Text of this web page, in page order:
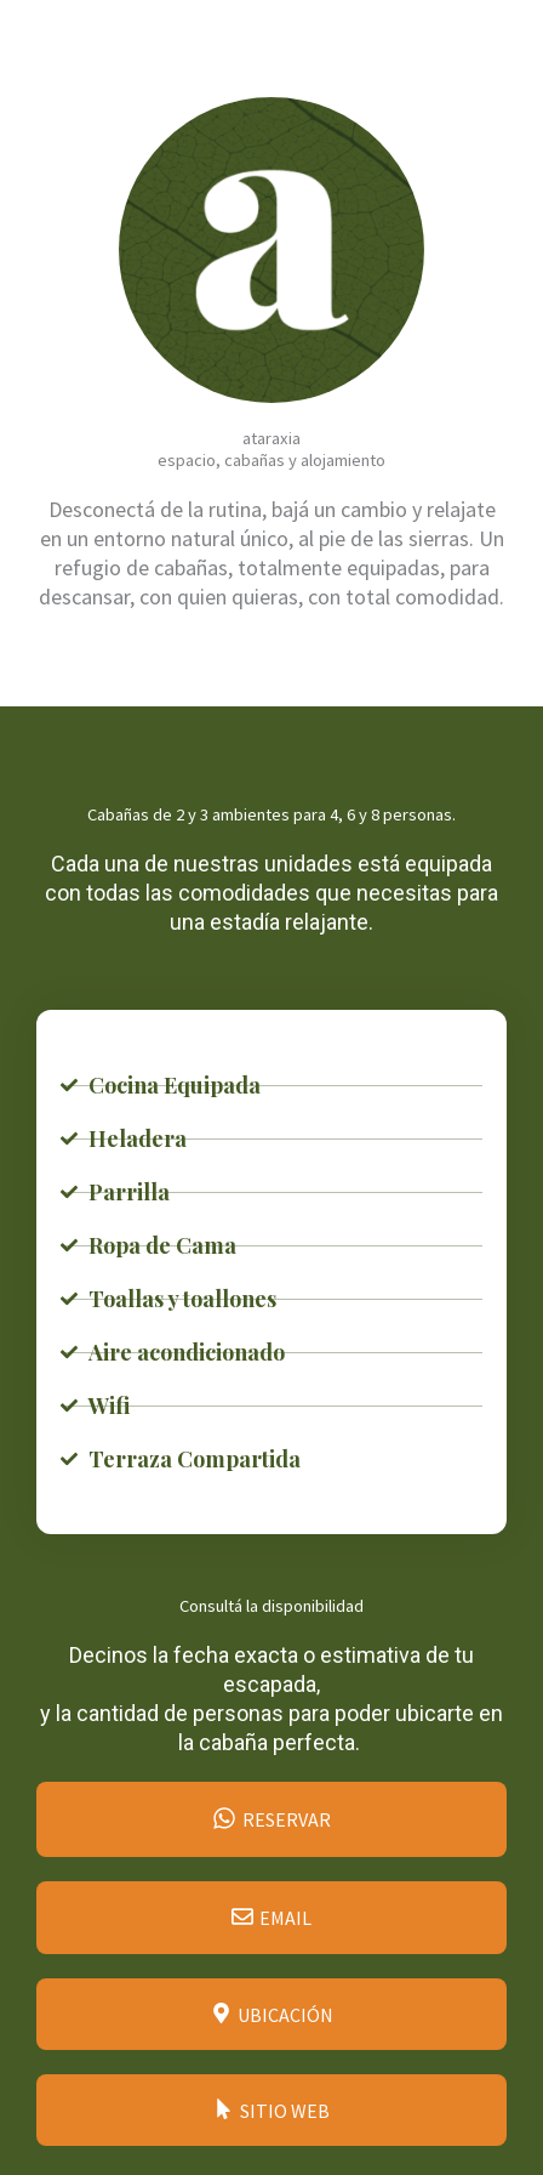
ataraxia
espacio, cabañas y alojamiento
Desconectá de la rutina, bajá un cambio y relajate
en un entorno natural único, al pie de las sierras. Un
refugio de cabañas, totalmente equipadas, para
descansar, con quien quieras, con total comodidad.
Cabañas de 2 y 3 ambientes para 4, 6 y 8 personas.
Cada una de nuestras unidades está equipada
con todas las comodidades que necesitas para
una estadía relajante.
Cocina Equipada
Heladera
Parrilla
Ropa de Cama
Toallas y toallones
Aire acondicionado
Wifi
Terraza Compartida
Consultá la disponibilidad
Decinos la fecha exacta o estimativa de tu
escapada,
y la cantidad de personas para poder ubicarte en
la cabaña perfecta.
RESERVAR
EMAIL
UBICACIÓN
SITIO WEB